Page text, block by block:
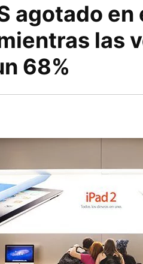
agotado en
las
68%